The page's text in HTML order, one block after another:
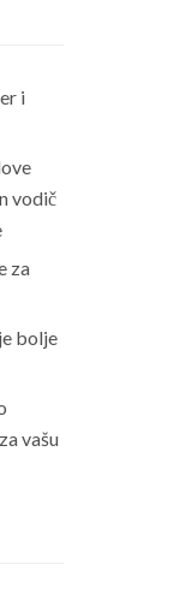
i
vodič
za
bolje
vašu